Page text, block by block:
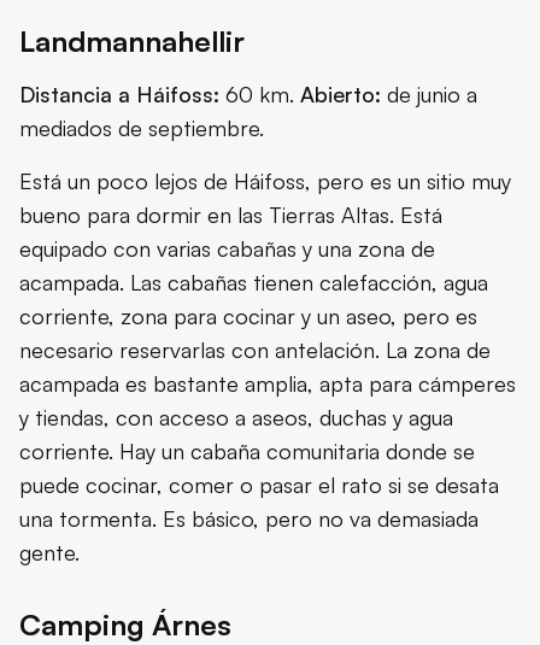
Landmannahellir
Distancia a Háifoss: 60 km. Abierto: de junio a
mediados de septiembre.
Está un poco lejos de Háifoss, pero es un sitio muy
bueno para dormir en las Tierras Altas. Está
equipado con varias cabañas y una zona de
acampada. Las cabañas tienen calefacción, agua
corriente, zona para cocinar y un aseo, pero es
necesario reservarlas con antelación. La zona de
acampada es bastante amplia, apta para cámperes
y tiendas, con acceso a aseos, duchas y agua
corriente. Hay un cabaña comunitaria donde se
puede cocinar, comer o pasar el rato si se desata
una tormenta. Es básico, pero no va demasiada
gente.
Camping Árnes